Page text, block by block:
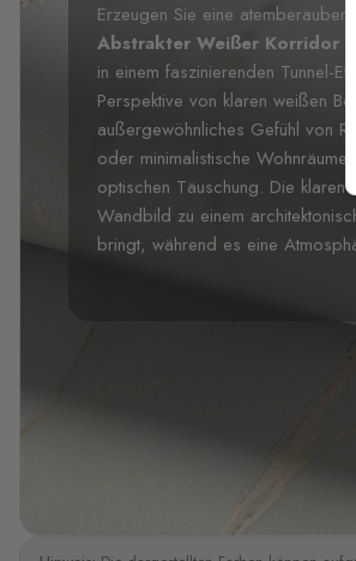
Erzeugen Sie eine
Abstrakter Weißer Korridor
in einem faszinierenden Tunnel-
Perspektive von klaren weißen
außergewöhnliches Gefühl von
oder minimalistische
optischen Täuschung. Die klaren
Wandbild zu einem
bringt, während es eine